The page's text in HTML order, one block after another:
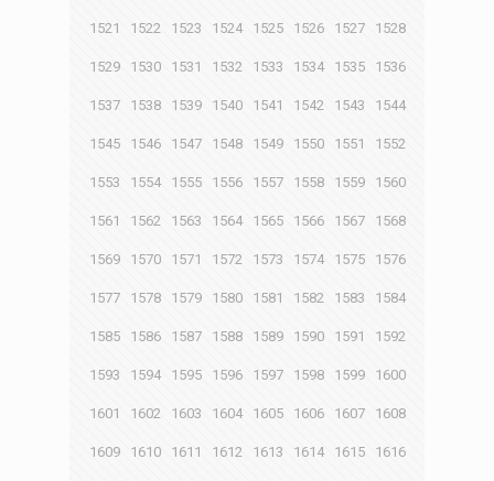
1521 1522 1523 1524 1525 1526 1527 1528
1529 1530 1531 1532 1533 1534 1535 1536
1537 1538 1539 1540 1541 1542 1543 1544
1545 1546 1547 1548 1549 1550 1551 1552
1553 1554 1555 1556 1557 1558 1559 1560
1561 1562 1563 1564 1565 1566 1567 1568
1569 1570 1571 1572 1573 1574 1575 1576
1577 1578 1579 1580 1581 1582 1583 1584
1585 1586 1587 1588 1589 1590 1591 1592
1593 1594 1595 1596 1597 1598 1599 1600
1601 1602 1603 1604 1605 1606 1607 1608
1609 1610 1611 1612 1613 1614 1615 1616